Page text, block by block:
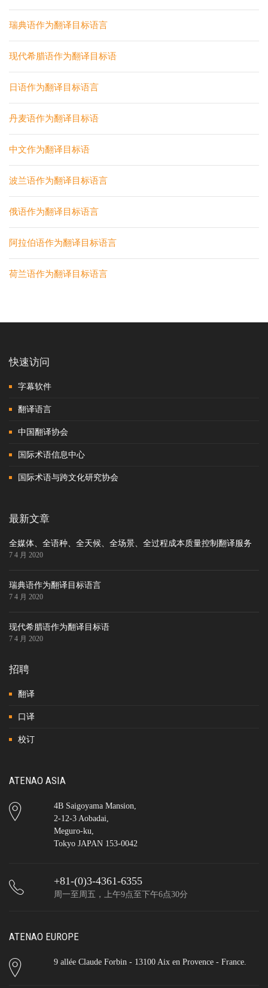
瑞典语作为翻译目标语言
现代希腊语作为翻译目标语
日语作为翻译目标语言
丹麦语作为翻译目标语
中文作为翻译目标语
波兰语作为翻译目标语言
俄语作为翻译目标语言
阿拉伯语作为翻译目标语言
荷兰语作为翻译目标语言
快速访问
字幕软件
翻译语言
中国翻译协会
国际术语信息中心
国际术语与跨文化研究协会
最新文章
全媒体、全语种、全天候、全场景、全过程成本质量控制翻译服务
7 4 月 2020
瑞典语作为翻译目标语言
7 4 月 2020
现代希腊语作为翻译目标语
7 4 月 2020
招聘
翻译
口译
校订
ATENAO ASIA
4B Saigoyama Mansion,
2-12-3 Aobadai,
Meguro-ku,
Tokyo JAPAN 153-0042
+81-(0)3-4361-6355
周一至周五，上午9点至下午6点30分
ATENAO EUROPE
9 allée Claude Forbin - 13100 Aix en Provence - France.